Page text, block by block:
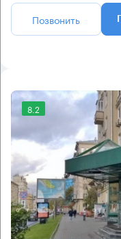
Позвонить
8.2